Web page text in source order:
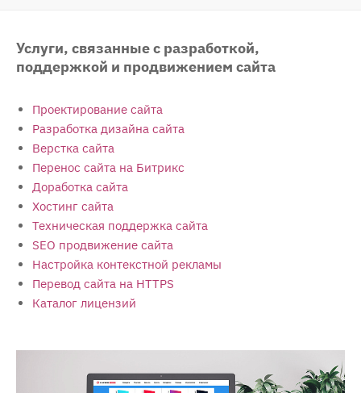
Услуги, связанные с разработкой,
поддержкой и продвижением сайта
Проектирование сайта
Разработка дизайна сайта
Верстка сайта
Перенос сайта на Битрикс
Доработка сайта
Хостинг сайта
Техническая поддержка сайта
SEO продвижение сайта
Настройка контекстной рекламы
Перевод сайта на HTTPS
Каталог лицензий